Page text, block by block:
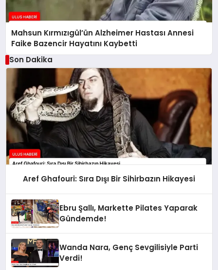
Mahsun Kırmızıgül’ün Alzheimer Hastası Annesi
Faike Bazencir Hayatını Kaybetti
Son Dakika
Aref Ghafouri: Sıra Dışı Bir Sihirbazın Hikayesi
Ebru Şallı, Markette Pilates Yaparak
Gündemde!
Wanda Nara, Genç Sevgilisiyle Parti
Verdi!